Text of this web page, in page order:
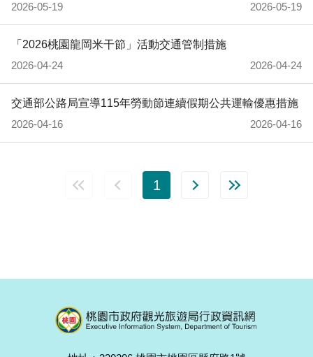
2026-05-19
2026-05-19
「2026桃園龍岡米干節」活動交通管制措施
2026-04-24
2026-04-24
交通部公路局宣導115年勞動節連續假期公共運輸優惠措施
2026-04-16
2026-04-16
1